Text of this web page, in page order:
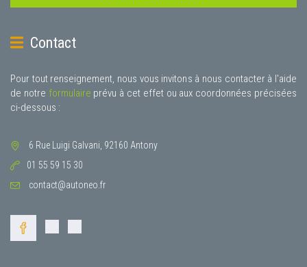
Contact
Pour tout renseignement, nous vous invitons à nous contacter à l'aide
de notre formulaire prévu à cet effet ou aux coordonnées précisées
ci-dessous :
6 Rue Luigi Galvani, 92160 Antony
01 55 59 15 30
contact@autoneo.fr